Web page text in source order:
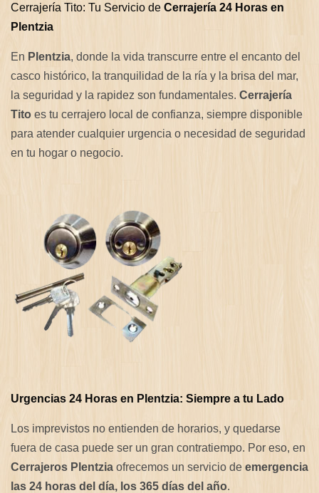
Cerrajería Tito: Tu Servicio de Cerrajería 24 Horas en
Plentzia
En Plentzia, donde la vida transcurre entre el encanto del
casco histórico, la tranquilidad de la ría y la brisa del mar,
la seguridad y la rapidez son fundamentales. Cerrajería
Titoes tu cerrajero local de confianza, siempre disponible
para atender cualquier urgencia o necesidad de seguridad
en tu hogar o negocio.
Urgencias 24 Horas en Plentzia: Siempre a tu Lado
Los imprevistos no entienden de horarios, y quedarse
fuera de casa puede ser un gran contratiempo. Por eso, en
Cerrajeros Plentzia ofrecemos un servicio de emergencia
las 24 horas del día, los 365 días del año.